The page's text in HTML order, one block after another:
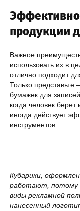
продукции
Важное
использовать их в
отлично подходит
Только представьте
бумажек для
когда человек
иногда действует
инструментов.
Кубарики,
работают, потому
виды рекламной
нанесенный